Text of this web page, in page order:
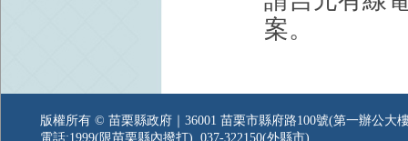
案。
版權所有 © 苗栗縣政府｜36001 苗栗市縣府路100號(第一辦公大
電話:1999(限苗栗縣內撥打), 037-322150(外縣市)